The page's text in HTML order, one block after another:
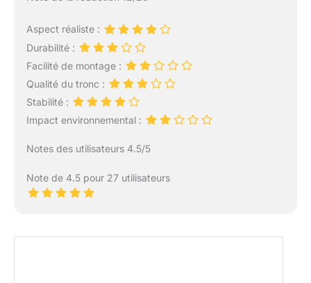
Aspect réaliste :
Durabilité :
Facilité de montage :
Qualité du tronc :
Stabilité :
Impact environnemental :
Notes des utilisateurs 4.5/5
Note de 4.5 pour 27 utilisateurs